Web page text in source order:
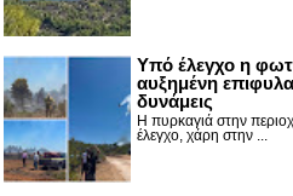
Υπό έλεγχο η
αυξημένη
δυνάμεις
Η πυρκαγιά στην
έλεγχο, χάρη στην ...